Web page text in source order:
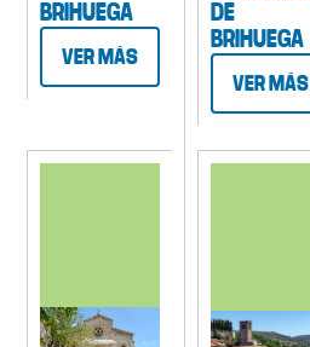
BRIHUEGA
VER MÁS
DE
BRIHUEGA
VER MÁS